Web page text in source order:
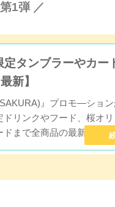
1弾 ／
タンブラーやカー
新】
』プロモ―ション
リンクやフード、桜オ
まで全商品の最新情報を